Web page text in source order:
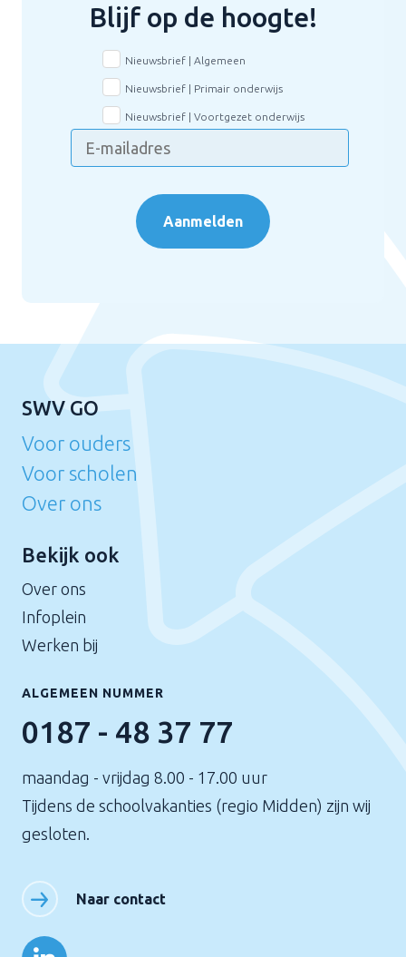
Blijf op de hoogte!
Aanmelden
Nieuwsbrief | Algemeen
Nieuwsbrief | Primair onderwijs
Nieuwsbrief | Voortgezet onderwijs
SWV GO
Voor ouders
Voor scholen
Over ons
Bekijk ook
Over ons
Infoplein
Werken bij
ALGEMEEN NUMMER
0187 - 48 37 77
maandag - vrijdag 8.00 - 17.00 uur
Tijdens de schoolvakanties (regio Midden) zijn wij
gesloten.
Naar contact